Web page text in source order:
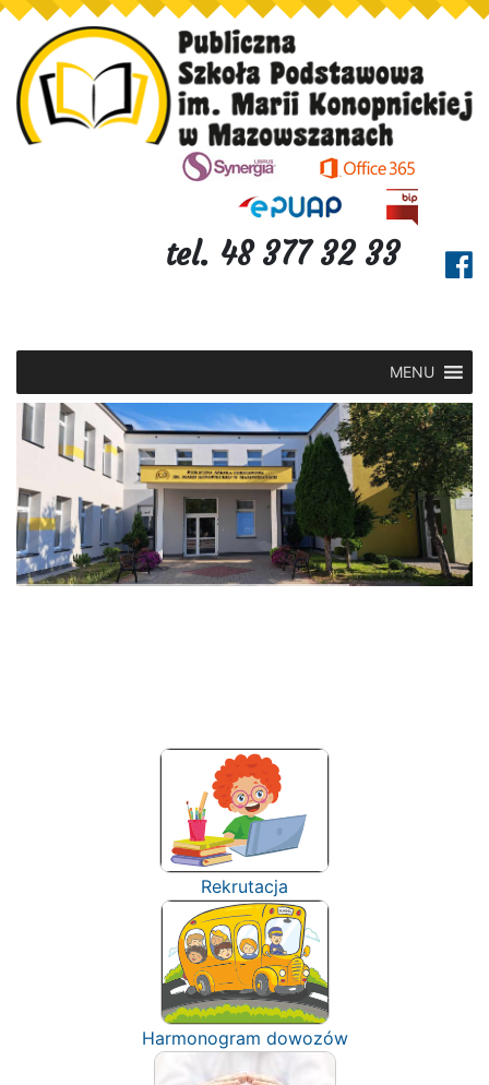
tel. 48 377 32 33
MENU
Rekrutacja
Harmonogram dowozów